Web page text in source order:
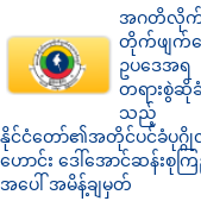
အဂတိလိုက်
တိုက်ဖျက်ရ
ဥပဒေအရ
တရားစွဲဆို
သည့်
နိုင်ငံတော်၏အတိုင်ပင်ခံပုဂ္
ဟောင်း ဒေါ်အောင်ဆန်းစုက
အပေါ် အမိန့်ချမှတ်